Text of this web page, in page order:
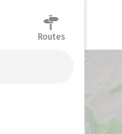
Routes